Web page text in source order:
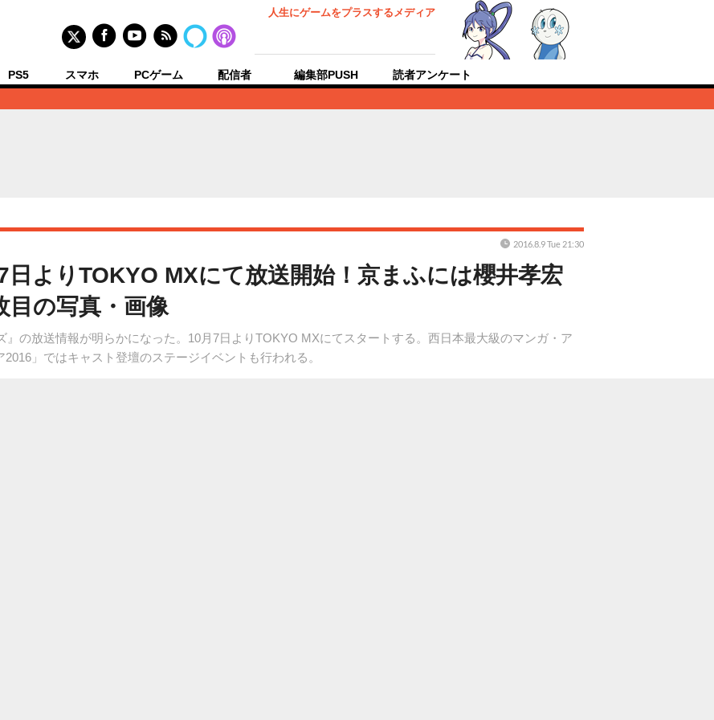
人生にゲームをプラスするメディア
PS5 スマホ PCゲーム 配信者 編集部PUSH 読者アンケート
日よりTOKYO MXにて放送開始！京まふには櫻井孝宏
目の写真・画像
』の放送情報が明らかになった。10月7日よりTOKYO MXにてスタートする。西日本最大級のマンガ・ア
」ではキャスト登壇のステージイベントも行われる。
2016.8.9 Tue 21:30